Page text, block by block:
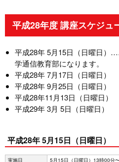
平成28年度 講座スケジュ
平成28年 5月15日（日曜日）
学通信教育部になります。
平成28年 7月17日（日曜日）
平成28年 9月25日（日曜日）
平成28年11月13日（日曜日）
平成29年 3月 5日（日曜日）
平成28年 5月15日（日曜日）
実施日
5月15日（日曜日）13時00分